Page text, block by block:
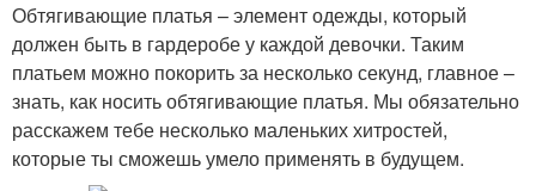
Обтягивающие платья – элемент одежды, который
должен быть в гардеробе у каждой девочки. Таким
платьем можно покорить за несколько секунд, главное –
знать, как носить обтягивающие платья. Мы обязательно
расскажем тебе несколько маленьких хитростей,
которые ты сможешь умело применять в будущем.